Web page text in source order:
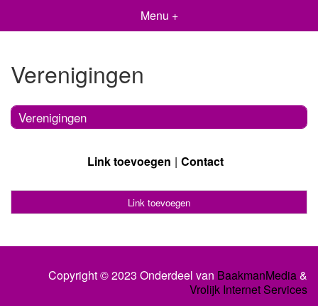
Menu +
Verenigingen
Verenigingen
Link toevoegen Contact
Link toevoegen
Copyright © 2023 Onderdeel van BaakmanMedia&
Vrolijk Internet Services